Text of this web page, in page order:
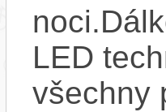
LED
všechny